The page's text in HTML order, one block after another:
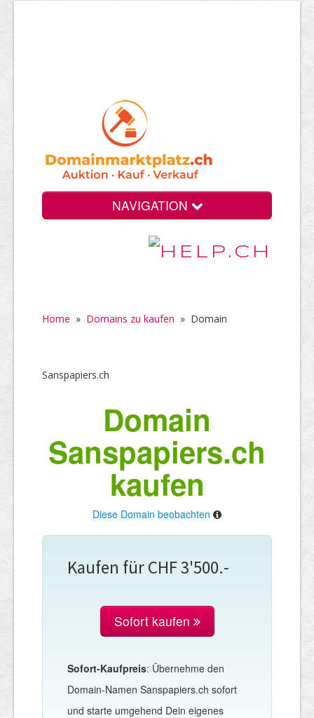
NAVIGATION
Home » Domains zu kaufen » Domain
Sanspapiers.ch
Domain
Sanspapiers.ch
kaufen
Diese Domain beobachten
Kaufen für CHF 3'500.-
Sofort kaufen
Sofort-Kaufpreis: Übernehme den
Domain-Namen Sanspapiers.ch sofort
und starte umgehend Dein eigenes